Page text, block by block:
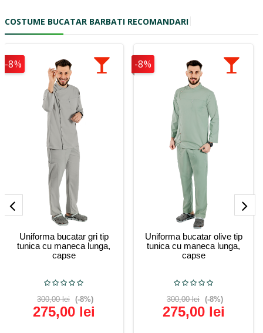
COSTUME BUCATAR BARBATI RECOMANDARI
-8%
Uniforma bucatar gri tip
tunica cu maneca lunga,
capse
300,00 lei (-8%)
275,00 lei
-8%
Uniforma bucatar olive tip
tunica cu maneca lunga,
capse
300,00 lei (-8%)
275,00 lei